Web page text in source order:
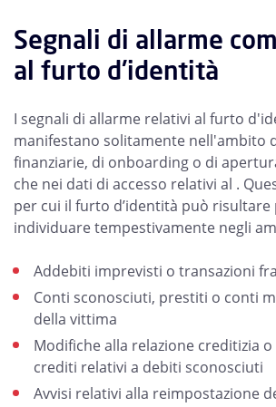
Segnali di allarme
al furto d'identità
I segnali di allarme relativi al furto
manifestano solitamente nell'ambito
finanziarie, di onboarding o di
che nei dati di accesso relativi al .
per cui il furto d’identità può risultare
individuare tempestivamente negli
Addebiti imprevisti o transazioni
Conti sconosciuti, prestiti o conti
della vittima
Modifiche alla relazione creditizia
crediti relativi a debiti sconosciuti
Avvisi relativi alla reimpostazione